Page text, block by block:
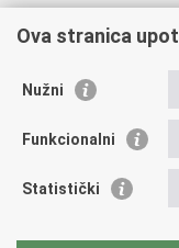
Besplatni telefoni
Važne poveznice
Vlada Republike
Registar neprofitnih
Nacionalna zaklada
Ova stranica
Nužni
Funkcionalni
Statistički